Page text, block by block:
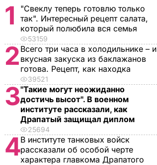
1
"Свеклу теперь готовлю только
так". Интересный рецепт салата,
который полюбила вся семья
53159
2 Всего три часа в холодильнике – и
вкусная закуска из баклажанов
готова. Рецепт, как находка
39521
3"Такие могут неожиданно
достичь высот". В военном
институте рассказали, как
Драпатый защищал диплом
25694
4В институте танковых войск
рассказали об особой черте
характера главкома Драпатого